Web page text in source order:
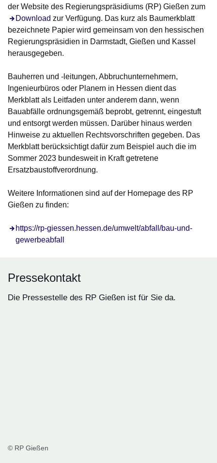
der Website des Regierungspräsidiums (RP) Gießen zum
Download zur Verfügung. Das kurz als Baumerkblatt
bezeichnete Papier wird gemeinsam von den hessischen
Regierungspräsidien in Darmstadt, Gießen und Kassel
herausgegeben.
Bauherren und -leitungen, Abbruchunternehmern,
Ingenieurbüros oder Planern in Hessen dient das
Merkblatt als Leitfaden unter anderem dann, wenn
Bauabfälle ordnungsgemäß beprobt, getrennt, eingestuft
und entsorgt werden müssen. Darüber hinaus werden
Hinweise zu aktuellen Rechtsvorschriften gegeben. Das
Merkblatt berücksichtigt dafür zum Beispiel auch die im
Sommer 2023 bundesweit in Kraft getretene
Ersatzbaustoffverordnung.
Weitere Informationen sind auf der Homepage des RP
Gießen zu finden:
https://rp-giessen.hessen.de/umwelt/abfall/bau-und-
gewerbeabfall
Pressekontakt
Die Pressestelle des RP Gießen ist für Sie da.
© RP Gießen